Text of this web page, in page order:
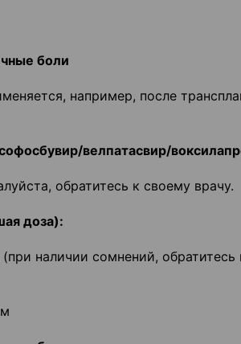
боли
например, после
велпатасвир/
обратитесь к своему врачу.
доза):
(при наличии сомнений, обратитесь